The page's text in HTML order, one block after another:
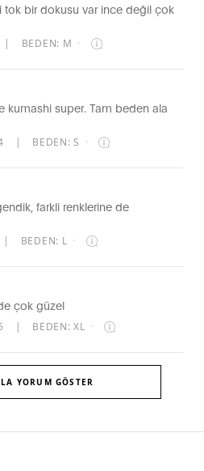
bir dokusu var ince değil çok
| BEDEN: M ·
kumashi super. Tam beden ala
| BEDEN: S ·
farkli renklerine de
| BEDEN: L ·
çok güzel
| BEDEN: XL ·
YORUM GÖSTER